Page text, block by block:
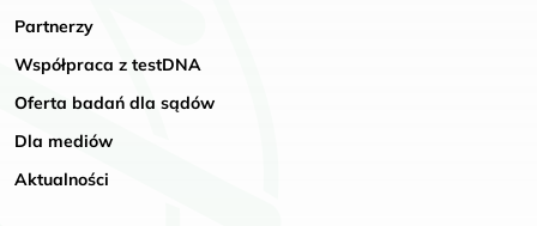
Partnerzy
Współpraca z testDNA
Oferta badań dla sądów
Dla mediów
Aktualności